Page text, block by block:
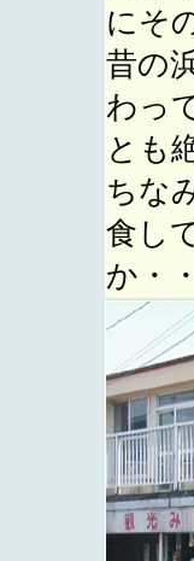
にそ
昔の
わっ
とも
ちな
食し
か・